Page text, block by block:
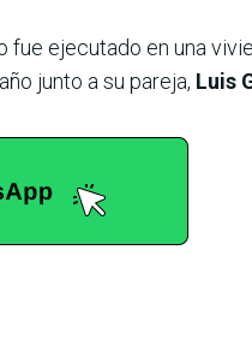
fue ejecutado en una
junto a su pareja, Luis